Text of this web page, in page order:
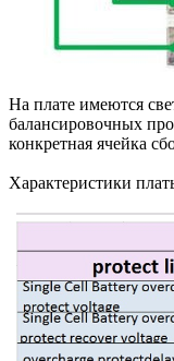
На плате имеются
балансировочных
конкретная ячейка
Характеристики